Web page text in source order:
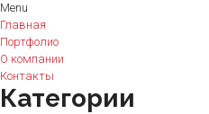
Menu
Главная
Портфолио
О компании
Контакты
Категории